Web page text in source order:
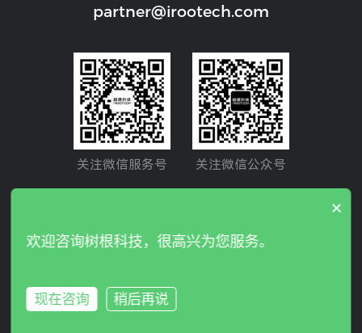
partner@irootech.com
关注微信服务号 关注微信公众号
Copyright © 2024 IROOTECH. All rights reserved. 树根互联
隐私政策
×
欢迎咨询树根科技，很高兴为您服务。
现在咨询 稍后再说